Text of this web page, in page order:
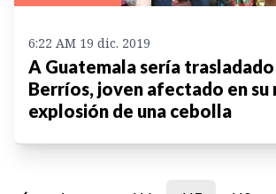
6:22 AM 19 dic. 2019
A Guatemala sería
Berríos, joven afectado en
explosión de una cebolla